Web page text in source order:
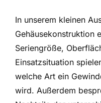
In unserem kleinen
Gehäusekonstruktion
Seriengröße,
Einsatzsituation
welche Art ein
wird. Außerdem